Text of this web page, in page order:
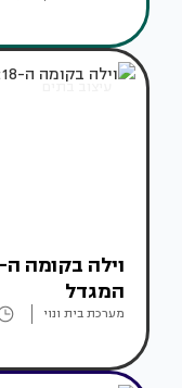
עיצוב בתים
המגדל
מערכת בית ונוי